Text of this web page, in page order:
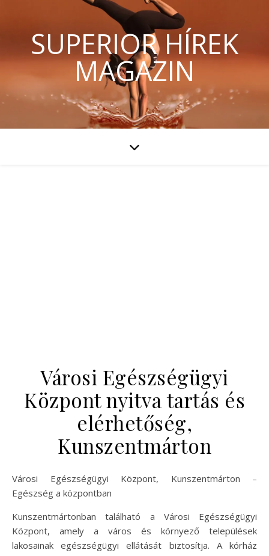
SUPERIOR HÍREK
MAGAZIN
Városi Egészségügyi
Központ nyitva tartás és
elérhetőség,
Kunszentmárton
Városi Egészségügyi Központ, Kunszentmárton –
Egészség a központban
Kunszentmártonban található a Városi Egészségügyi
Központ, amely a város és környező települések
lakosainak egészségügyi ellátását biztosítja. A kórház